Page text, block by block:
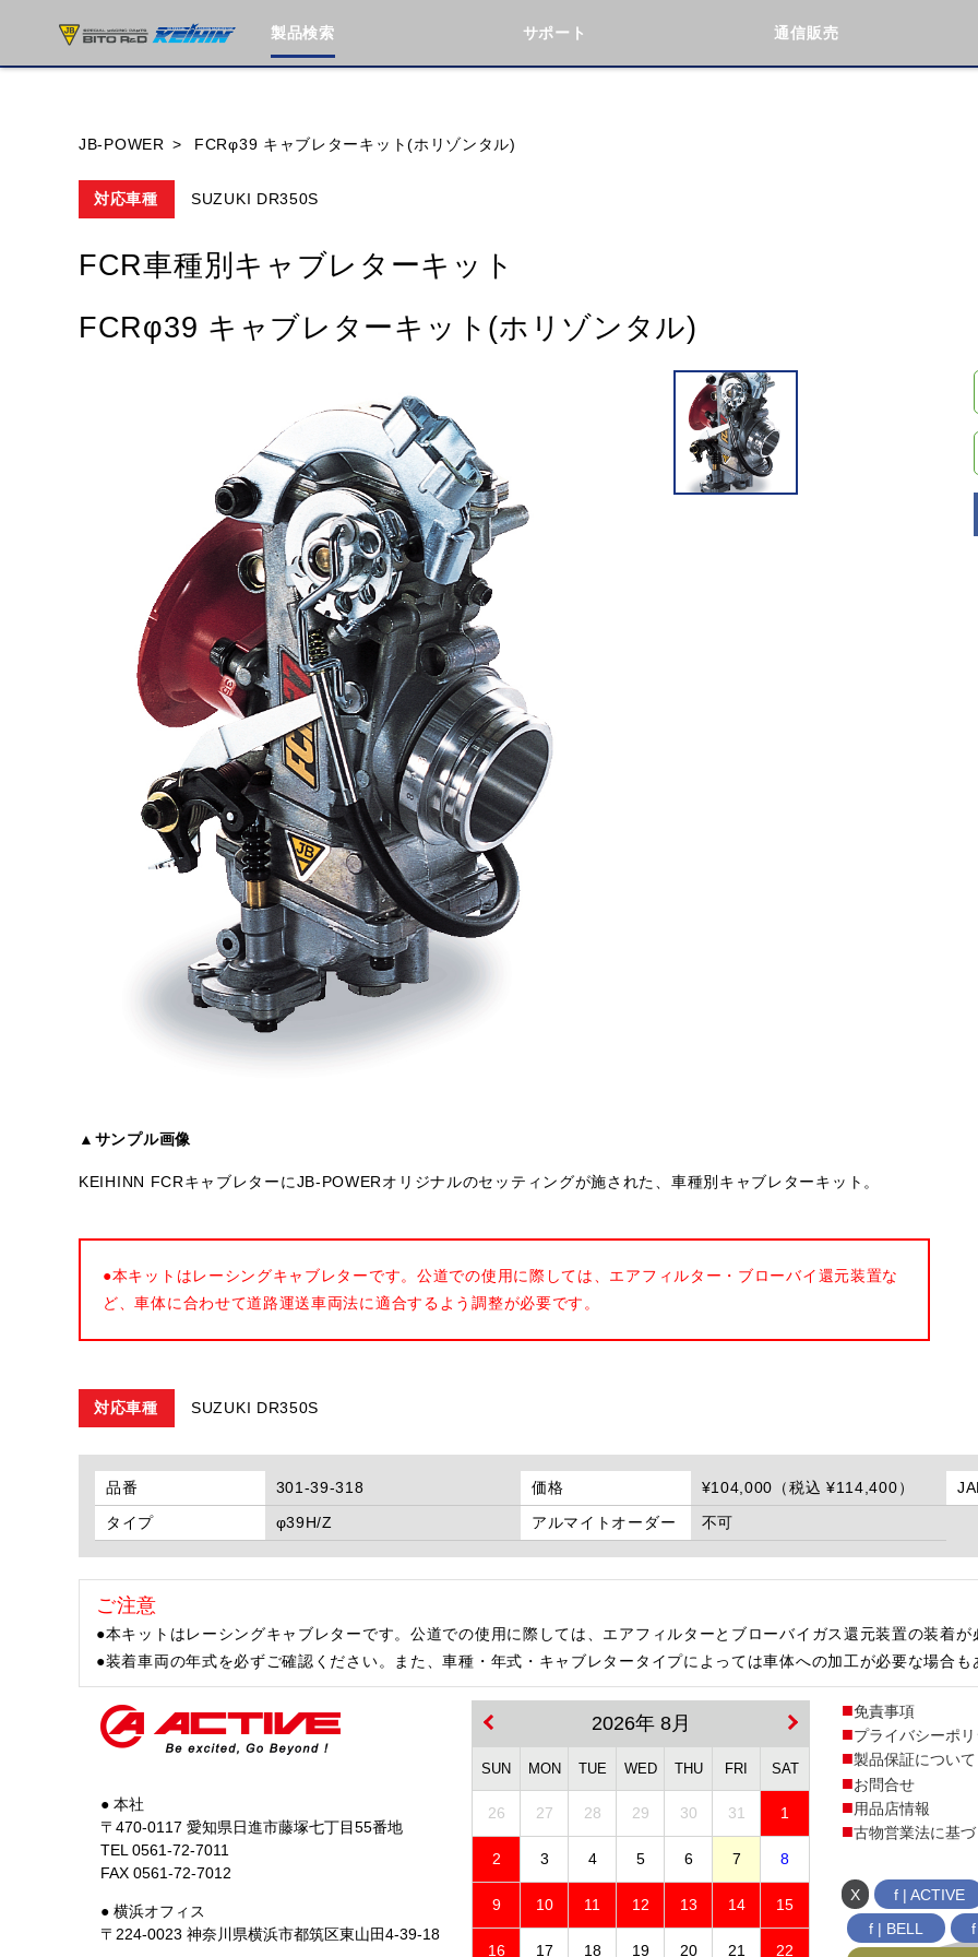
製品検索 サポート 通信販売
閉じる
JB-POWER FCRφ39 キャブレターキット(ホリゾンタル)
対応車種 SUZUKI DR350S
FCR車種別キャブレターキット
FCRφ39 キャブレターキット(ホリゾンタル)
▲サンプル画像
KEIHINN FCRキャブレターにJB-POWERオリジナルのセッティングが施された、車種別キャブレターキット。
●本キットはレーシングキャブレターです。公道での使用に際しては、エアフィルター・ブローバイ還元装置な
ど、車体に合わせて道路運送車両法に適合するよう調整が必要です。
対応車種 SUZUKI DR350S
品番 301-39-318 価格 ¥104,000（税込 ¥114,400）
タイプ
φ39H/Z アルマイトオーダー 不可
ご注意
●本キットはレーシングキャブレターです。公道での使用に際しては、エアフィルターとブローバイガス還元装置の装着が
●装着車両の年式を必ずご確認ください。また、車種・年式・キャブレタータイプによっては車体への加工が必要な場合
● 本社
〒470-0117 愛知県日進市藤塚七丁目55番地
TEL 0561-72-7011
FAX 0561-72-7012
● 横浜オフィス
〒224-0023 神奈川県横浜市都筑区東山田4-39-18
2026年 8月
SUN MON TUE WED THU FRI SAT
26 27 28 29 30 31 1
2 3 4 5 6 7 8
9 10 11 12 13 14 15
16 17 18 19 20 21 22
免責事項
プライバシーポ
製品保証について
お問合せ
用品店情報
古物営業法に基
X
f | ACTIVE
f | BELL